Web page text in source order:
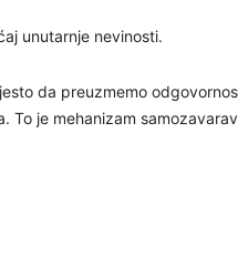
unutarnje nevinosti.
da preuzmemo
To je mehanizam